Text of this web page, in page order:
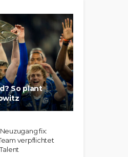
So plant
fix:
verpflichtet